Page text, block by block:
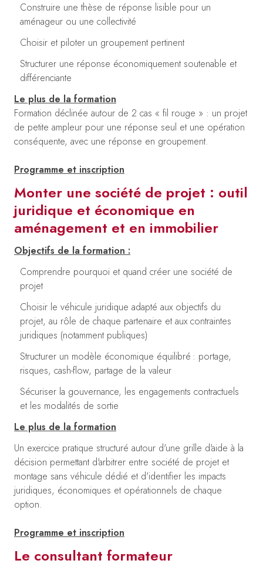
Construire une thèse de réponse lisible pour un
aménageur ou une collectivité
Choisir et piloter un groupement pertinent
Structurer une réponse économiquement soutenable et
différenciante
Le plus de la formation
Formation déclinée autour de 2 cas « fil rouge » : un projet
de petite ampleur pour une réponse seul et une opération
conséquente, avec une réponse en groupement.
Programme et inscription
Monter une société de projet : outil
juridique et économique en
aménagement et en immobilier
Objectifs de la formation :
Comprendre pourquoi et quand créer une société de
projet
Choisir le véhicule juridique adapté aux objectifs du
projet, au rôle de chaque partenaire et aux contraintes
juridiques (notamment publiques)
Structurer un modèle économique équilibré : portage,
risques, cash-flow, partage de la valeur
Sécuriser la gouvernance, les engagements contractuels
et les modalités de sortie
Le plus de la formation
Un exercice pratique structuré autour d'une grille d'aide à la
décision permettant d'arbitrer entre société de projet et
montage sans véhicule dédié et d'identifier les impacts
juridiques, économiques et opérationnels de chaque
option.
Programme et inscription
Le consultant formateur